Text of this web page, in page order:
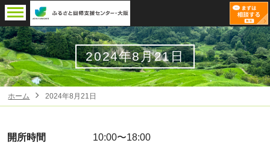
2024年8月21日
ホーム 2024年8月21日
開所時間 10:00〜18:00